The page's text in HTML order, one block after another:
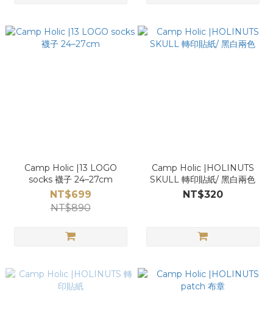
Camp Holic |13 LOGO
socks 襪子 24–27cm
NT$699
NT$890
Camp Holic |HOLINUTS
SKULL 轉印貼紙/ 黑白兩色
NT$320